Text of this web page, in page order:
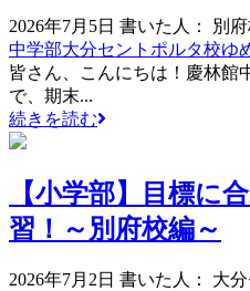
2026年7月5日 書いた人： 別府
中学部大分セントポルタ校ゆ
皆さん、こんにちは！慶林館
で、期末...
続きを読む
【小学部】目標に
習！～別府校編～
2026年7月2日 書いた人： 大